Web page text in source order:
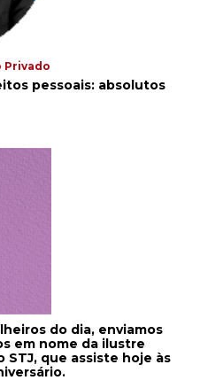
Privado
pessoais: absolutos
do dia, enviamos
em nome da ilustre
STJ, que assiste hoje às